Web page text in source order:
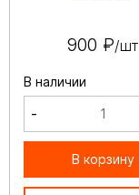
900 ₽/шт
В наличии
-
В корзину